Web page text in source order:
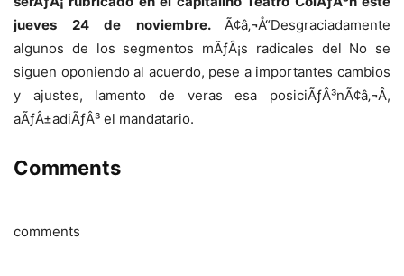
jueves 24 de noviembre. Ã¢â‚¬Å“Desgraciadamente
algunos de los segmentos mÃƒÂ¡s radicales del No se
siguen oponiendo al acuerdo, pese a importantes cambios
y ajustes, lamento de veras esa posiciÃƒÂ³nÃ¢â‚¬Â,
aÃƒÂ±adiÃƒÂ³ el mandatario.
Comments
comments